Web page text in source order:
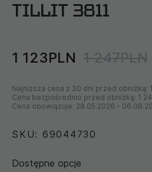
TILLIT 3811
1 123PLN 1 247PLN
Najniższa cena z 30 dni przed obniżką:
Cena bezpośrednio przed obniżką: 1
Cena obowiązuje: 28.05.2026 -
SKU: 69044730
Dostępne opcje